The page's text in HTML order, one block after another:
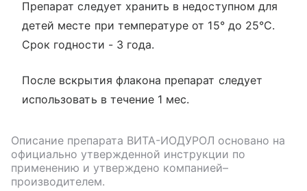
Препарат следует хранить в недоступном для
детей месте при температуре от 15° до 25°С.
Срок годности - 3 года.
После вскрытия флакона препарат следует
использовать в течение 1 мес.
Описание препарата ВИТА-ИОДУРОЛ основано на
официально утвержденной инструкции по
применению и утверждено компанией–
производителем.